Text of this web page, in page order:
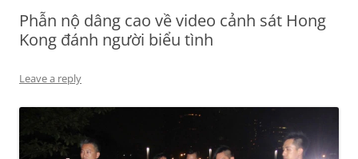
Phẫn nộ dâng cao về video cảnh sát Hong
Kong đánh người biểu tình
Leave a reply